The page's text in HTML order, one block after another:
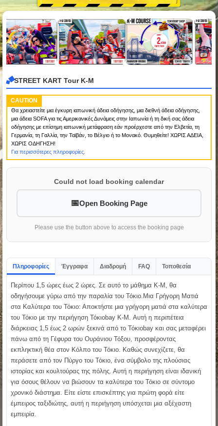
STREET KART Tour K-M
CAUTION
Θα χρειαστείτε μια έγκυρη ιαπωνική άδεια οδήγησης, μια διεθνή άδεια οδήγησης,
μια άδεια SOFA για τις Αμερικανικές Δυνάμεις στην Ιαπωνία ή τη δική σας άδεια
οδήγησης με επίσημη ιαπωνική μετάφραση εάν προέρχεστε από την Ελβετία, τη
Γερμανία, τη Γαλλία, την Ταϊβάν, το Βέλγιο ή το Μονακό. Θυμηθείτε! ΧΩΡΙΣ ΑΔΕΙΑ,
ΧΩΡΙΣ ΟΔΗΓΗΣΗ!
Για περισσότερες πληροφορίες.
Could not load booking calendar
Open Booking Page
Please use the button above to access the booking page
Πληροφορίες Έγγραφα Διαδρομή FAQ Τοποθεσία
Περίπου 1,5 ώρες έως 2 ώρες. Σε αυτό το μάθημα K-M, θα
οδηγήσουμε γύρω από την παραλία του Τόκιο.Μια Γρήγορη Ματιά
στα Καλύτερα του Τόκιο: Αποκτήστε μια γρήγορη ματιά στα καλύτερα
του Τόκιο με την περιήγηση Τόκιοbay K-M. Αυτή η περιπέτεια
διάρκειας 1,5 έως 2 ωρών ξεκινά από το Τόκιοbay και σας μεταφέρει
πάνω από τη Γέφυρα του Ουράνιου Τόξου, προσφέροντας
εκπληκτική θέα στον Κόλπο του Τόκιο. Καθώς συνεχίζετε, θα
περάσετε από τον Πύργο του Τόκιο, ένα σύμβολο της πλούσιας
ιστορίας και κουλτούρας της πόλης. Αυτή η περιήγηση είναι ιδανική
για όσους θέλουν να βιώσουν τα καλύτερα του Τόκιο σε σύντομο
χρονικό διάστημα. Είτε είστε επισκέπτης για πρώτη φορά είτε
έμπειρος ταξιδιώτης, αυτή η περιήγηση υπόσχεται μια αξέχαστη
εμπειρία.